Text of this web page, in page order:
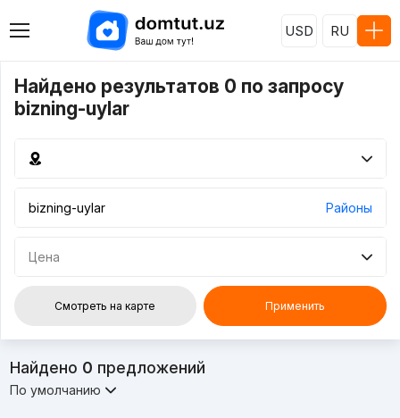
USD RU
Найдено результатов 0 по запросу
bizning-uylar
Районы
Цена
Смотреть на карте Применить
Найдено 0 предложений
По умолчанию